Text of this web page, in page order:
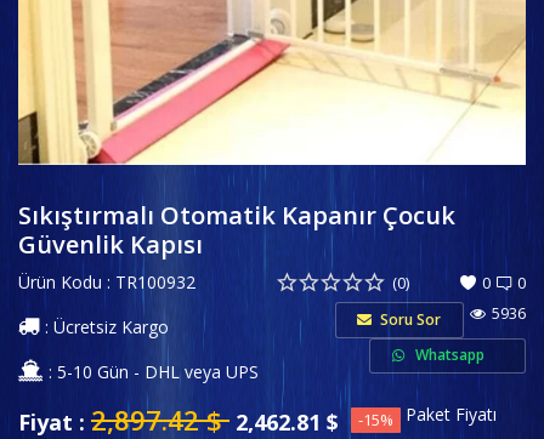
Oyuncaklar ve Hobiler
Spor ve Eğlence
Favorilerim
İletişim
Private Label (Özel Marka)
Giriş
Hesap Oluştur
Sıkıştırmalı Otomatik Kapanır Çocuk
Güvenlik Kapısı
Ürün Kodu : TR100932
: Ücretsiz Kargo
: 5-10 Gün - DHL veya UPS
0
(0)
0
5936
Soru Sor
Whatsapp
Fiyat : 2,897.42$ 2,462.81 $ -15% Paket Fiyatı